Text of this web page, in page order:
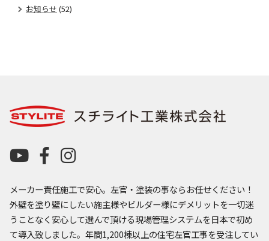
お知らせ (52)
メーカー責任施工で安心。左官・塗装の事ならお任せください！
外壁を塗り壁にしたい施主様やビルダー様にデメリットを一切迷
うことなく安心して選んで頂ける現場管理システムを日本で初め
て導入致しました。年間1,200棟以上の住宅左官工事を受注してい